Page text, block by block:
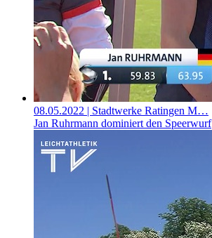
08.05.2022 | Stadtwerke Ratingen M…
Jan Ruhrmann dominiert den Speerwurf